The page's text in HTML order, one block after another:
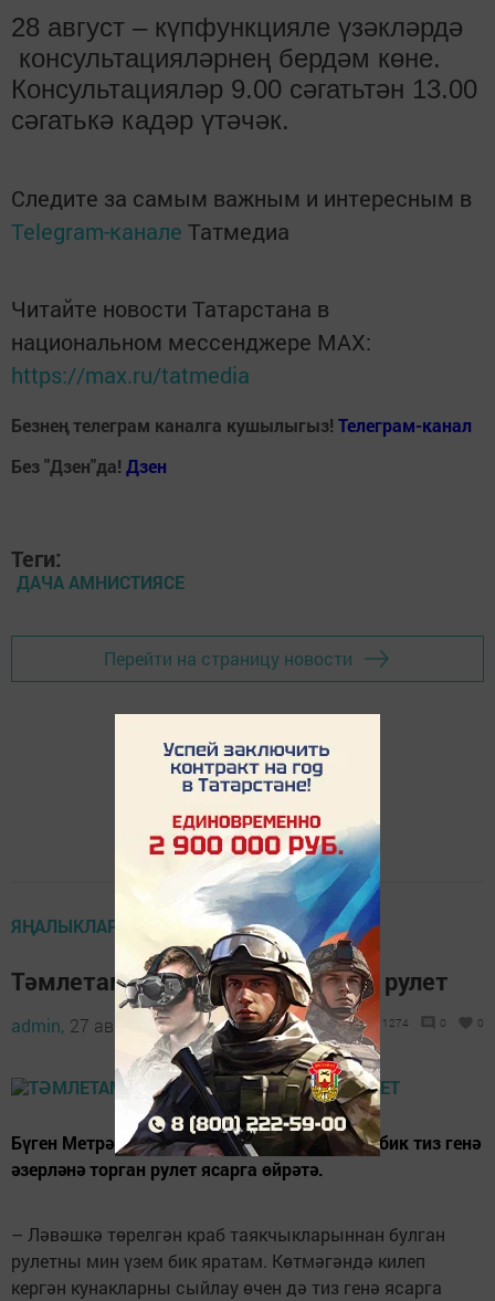
28 август – күпфункцияле үзәкләрдә
консультацияләрнең бердәм көне.
Консультацияләр 9.00 сәгатьтән 13.00
сәгатькә кадәр үтәчәк.
Следите за самым важным и интересным в
Telegram-канале Татмедиа
Читайте новости Татарстана в
национальном мессенджере MАХ:
https://max.ru/tatmedia
Безнең телеграм каналга кушылыгыз! Телеграм-канал
Без "Дзен"да! Дзен
Теги:
ДАЧА АМНИСТИЯСЕ
Перейти на страницу новости
ЯҢАЛЫКЛАР
Тәмлетамак. Ләвәшкә төрелгән рулет
admin, 27 август 2019 - 17:38 1274 0 0
Бүген Метрәйдән Гөлфинә ШӘЙГАРДАНОВА бик тиз генә
әзерләнә торган рулет ясарга өйрәтә.
– Ләвәшкә төрелгән краб таякчыкларыннан булган
рулетны мин үзем бик яратам. Көтмәгәндә килеп
кергән кунакларны сыйлау өчен дә тиз генә ясарга